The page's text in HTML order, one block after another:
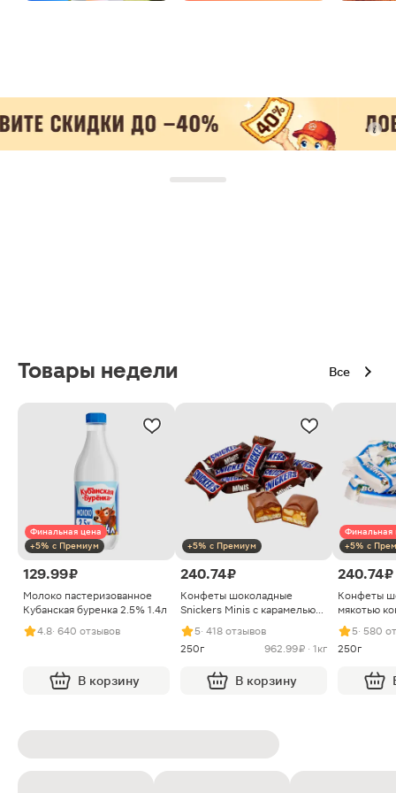
Товары недели Все
Финальная цена
+5% с Премиум
129.99 ₽
Молоко пастеризованное
Кубанская буренка 2.5% 1.4л
4.8· 640 отзывов
В корзину
+5% с Премиум
240.74 ₽
Конфеты шоколадные
Snickers Minis с карамелью
арахисом и нугой
5· 418 отзывов
250г
962.99 ₽ · 1кг
В корзину
Финальная
+5% с
240.74 ₽
Конфеты
мякотью
5· 580
250г